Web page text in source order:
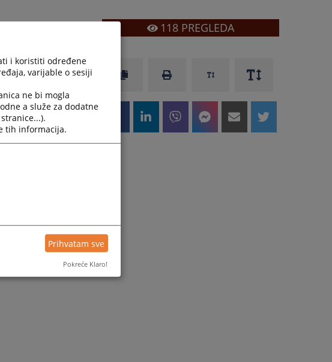
Sarajevu od
i promet oružja
118PREGLEDA
i koristiti određene
varijable o sesiji
ne bi mogla
a služe za dodatne
tih informacija.
Prihvatam sve
Pokreće Klaro!